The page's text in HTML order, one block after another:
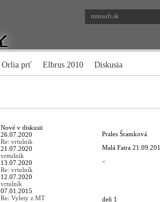
mmsoft.sk
Orlia prť Elbrus 2010 Diskusia
Nové v diskusii
26.07.2020
Re: vrtulnik
21.07.2020
vrttulnik
13.07.2020
Re: vrtulník
12.07.2020
vrtulník
07.01.2015
Re: Vylety z MT
Prales Šramková
Malá Fatra
<
deň 1